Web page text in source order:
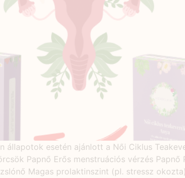
esetén ajánlott a Női Ciklus
Papnő Erős menstruációs vérzés Papnő
Magas prolaktinszint (pl. stressz